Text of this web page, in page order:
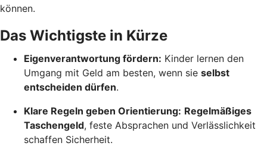
können.
Das Wichtigste in Kürze
Eigenverantwortung fördern: Kinder lernen den
Umgang mit Geld am besten, wenn sie selbst
entscheiden dürfen.
Klare Regeln geben Orientierung: Regelmäßiges
Taschengeld, feste Absprachen und Verlässlichkeit
schaffen Sicherheit.